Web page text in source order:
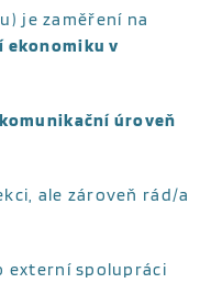
je zaměření na
v
komunikační úroveň
ale zároveň rád/a
externí spolupráci